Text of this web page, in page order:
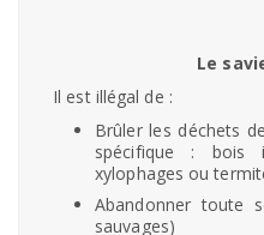
Le
Il est illégal de :
Brûler les déchets
spécifique : bois
xylophages ou
Abandonner toute
sauvages)